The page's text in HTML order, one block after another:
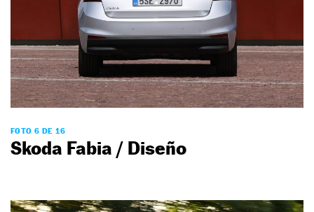
FOTO 6 DE 16
Skoda Fabia / Diseño